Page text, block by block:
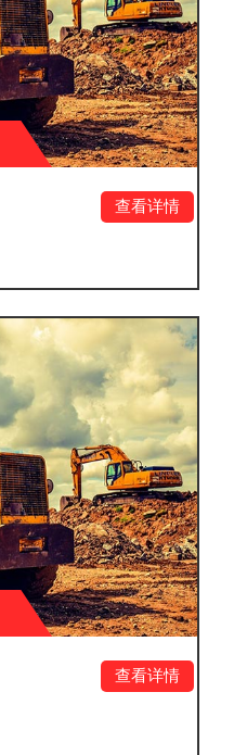
山东汇春园林绿化
产品展示十二
山东汇春园林绿化
产品展示八